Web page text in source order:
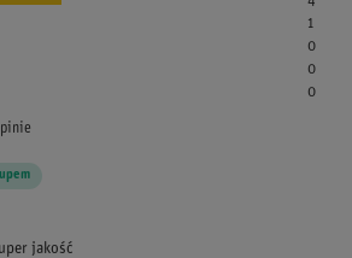
1
0
0
0
jakość